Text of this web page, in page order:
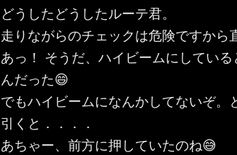
どうしたどうしたルーテ君。
走りながらのチェックは危険ですから
あっ！ そうだ、ハイビームにしてい
んだった😄
でもハイビームになんかしてないぞ。
引くと．．．．
あちゃー、前方に押していたのね😅